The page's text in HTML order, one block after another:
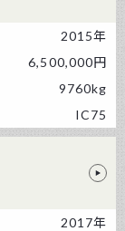
2015年
6,500,000円
9760kg
IC75
2017年